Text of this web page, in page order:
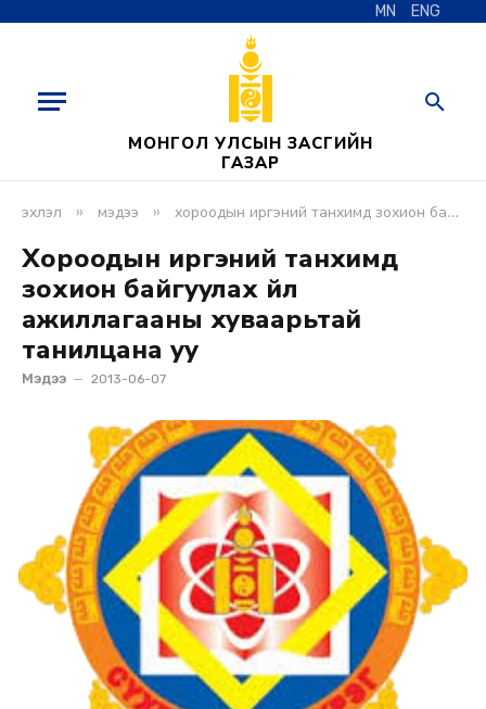
MN ENG
МОНГОЛ УЛСЫН ЗАСГИЙН
ГАЗАР
эхлэл » мэдээ » хороодын иргэний танхимд зохион байгуулах үйл ажиллагааны хуваарьтай танилцана уу
Хороодын иргэний танхимд
зохион байгуулах үйл
ажиллагааны хуваарьтай
танилцана уу
Мэдээ 2013-06-07